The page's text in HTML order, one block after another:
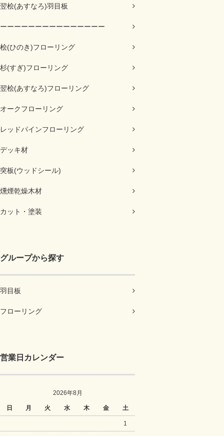
翌桧(あすなろ)羽目板
ーーーーーーーーーーーーーーー
桧(ひのき)フローリング
杉(すぎ)フローリング
翌桧(あすなろ)フローリング
オークフローリング
レッドパインフローリング
デッキ材
突板(ウッドシール)
燻煙乾燥木材
カット・塗装
グループから探す
羽目板
フローリング
営業日カレンダー
2026年8月
日 月 火 水 木 金 土
1